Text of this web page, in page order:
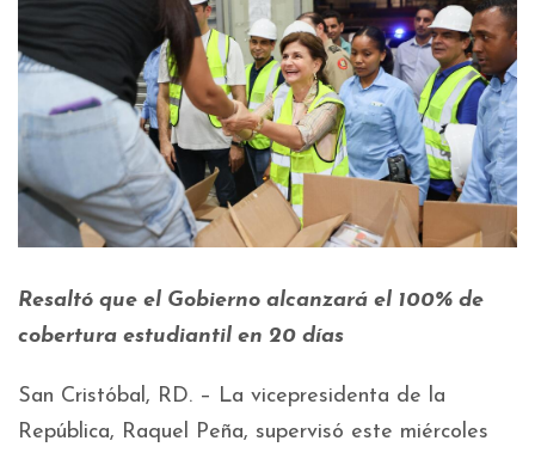
Resaltó que el Gobierno alcanzará el 100% de
cobertura estudiantil en 20 días
San Cristóbal, RD. – La vicepresidenta de la
República, Raquel Peña, supervisó este miércoles